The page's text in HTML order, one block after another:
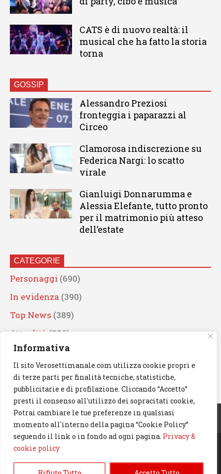
Informativa
Il sito Verosettimanale.com utilizza cookie propri e
di terze parti per finalità tecniche, statistiche,
pubblicitarie e di profilazione. Cliccando “Accetto”
presti il consenso all'utilizzo dei sopracitati cookie,
Potrai cambiare le tue preferenze in qualsiasi
momento all'interno della pagina “Cookie Policy”
seguendo il link o in fondo ad ogni pagina. Privacy &
cookie policy
CATS è di nuovo realtà: il
musical che ha fatto la storia
torna
GOSSIP
Alessandro Preziosi
fronteggia i paparazzi al
Circeo
Clamorosa indiscrezione su
Federica Nargi: lo scatto
virale
Gianluigi Donnarumma e
Alessia Elefante, tutto pronto
per il matrimonio più atteso
dell’estate
CATEGORIE
Personaggi (690)
In evidenza (390)
Top News (389)
Attualità (336)
Eventi(330)
Artisti (241)
News(239)
Cerca
© 2023 Verosettimanale.com. All rights reserved.